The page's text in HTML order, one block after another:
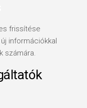
frissítése
információkkal
számára.